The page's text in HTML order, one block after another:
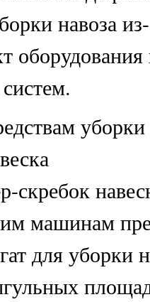
навоза
оборудования
уборки
скребок
машинам
для уборки